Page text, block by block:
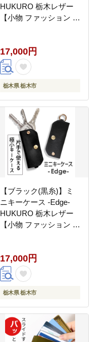
HUKURO 栃木レザー
【小物 ファッション 人
17,000円
栃木県 栃木市
【ブラック(黒糸)】ミ
ニキーケース -Edge-
HUKURO 栃木レザー
【小物 ファッション 人
17,000円
栃木県 栃木市